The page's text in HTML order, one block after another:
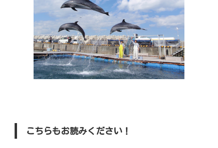
こちらもお読みください！